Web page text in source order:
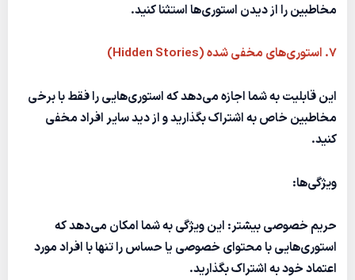
مخاطبین را از دیدن استوری‌ها استثنا کنید.
۷. استوری‌های مخفی شده (Hidden Stories)
این قابلیت به شما اجازه می‌دهد که استوری‌هایی را فقط با برخی
مخاطبین خاص به اشتراک بگذارید و از دید سایر افراد مخفی
کنید.
ویژگی‌ها:
حریم خصوصی بیشتر: این ویژگی به شما امکان می‌دهد که
استوری‌هایی با محتوای خصوصی یا حساس را تنها با افراد مورد
اعتماد خود به اشتراک بگذارید.